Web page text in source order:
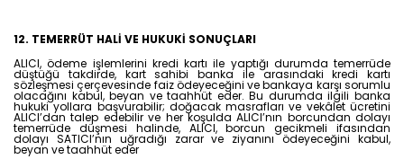
12. TEMERRÜT HALİ VE HUKUKİ SONUÇLARI
ALICI, ödeme işlemlerini kredi kartı ile yaptığı durumda temerrüde
düştüğü takdirde, kart sahibi banka ile arasındaki kredi kartı
sözleşmesi çerçevesinde faiz ödeyeceğini ve bankaya karşı sorumlu
olacağını kabul, beyan ve taahhüt eder. Bu durumda ilgili banka
hukuki yollara başvurabilir; doğacak masrafları ve vekâlet ücretini
ALICI’dan talep edebilir ve her koşulda ALICI’nın borcundan dolayı
temerrüde düşmesi halinde, ALICI, borcun gecikmeli ifasından
dolayı SATICI’nın uğradığı zarar ve ziyanını ödeyeceğini kabul,
beyan ve taahhüt eder